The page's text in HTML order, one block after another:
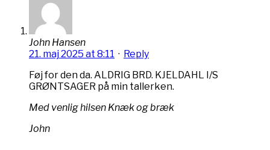
John Hansen
21. maj 2025 at 8:11 · Reply
Føj for den da. ALDRIG BRD. KJELDAHL I/S
GRØNTSAGER på min tallerken.
Med venlig hilsen Knæk og bræk
John